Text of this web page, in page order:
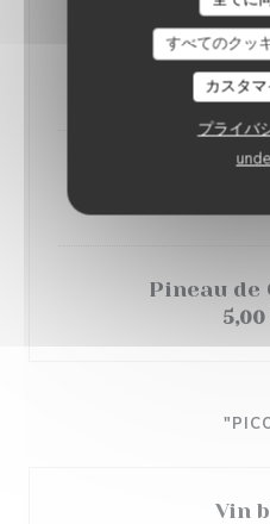
すべてのクッ
カスタ
プライバ
Rouge
5,00
Pineau de
5,00
Vin